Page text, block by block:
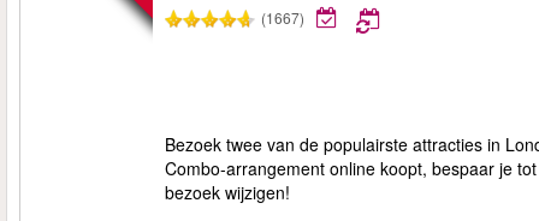
(1667)
Bezoek twee van de populairste attracties in
Combo-arrangement online koopt, bespaar je
bezoek wijzigen!